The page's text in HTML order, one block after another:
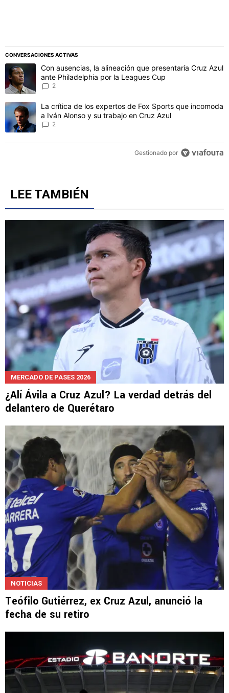
CONVERSACIONES ACTIVAS
Este listado muestra los artículos con más comentarios en los
Un artículo de tendencia con el título "Con ausencias, la
Con ausencias, la alineación que presentaría Cruz Azul
ante Philadelphia por la Leagues Cup
2
Un artículo de tendencia con el título "La crítica de los expertos
La crítica de los expertos de Fox Sports que incomoda
a Iván Alonso y su trabajo en Cruz Azul
2
Gestionado por
LEE TAMBIÉN
MERCADO DE PASES 2026
¿Alí Ávila a Cruz Azul? La verdad detrás del
delantero de Querétaro
NOTICIAS
Teófilo Gutiérrez, ex Cruz Azul, anunció la
fecha de su retiro